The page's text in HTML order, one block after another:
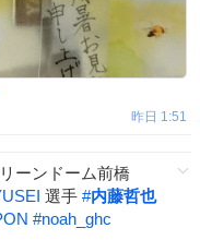
昨日 1:51
ーンドーム前橋
選手 #内藤哲也
#noah_ghc